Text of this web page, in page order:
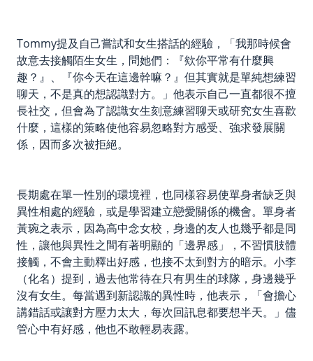
Tommy提及自己嘗試和女生搭話的經驗，「我那時候會
故意去接觸陌生女生，問她們：『欸你平常有什麼興
趣？』、『你今天在這邊幹嘛？』但其實就是單純想練習
聊天，不是真的想認識對方。」他表示自己一直都很不擅
長社交，但會為了認識女生刻意練習聊天或研究女生喜歡
什麼，這樣的策略使他容易忽略對方感受、強求發展關
係，因而多次被拒絕。
長期處在單一性別的環境裡，也同樣容易使單身者缺乏與
異性相處的經驗，或是學習建立戀愛關係的機會。單身者
黃琬之表示，因為高中念女校，身邊的友人也幾乎都是同
性，讓他與異性之間有著明顯的「邊界感」，不習慣肢體
接觸，不會主動釋出好感，也接不太到對方的暗示。小李
（化名）提到，過去他常待在只有男生的球隊，身邊幾乎
沒有女生。每當遇到新認識的異性時，他表示，「會擔心
講錯話或讓對方壓力太大，每次回訊息都要想半天。」儘
管心中有好感，他也不敢輕易表露。